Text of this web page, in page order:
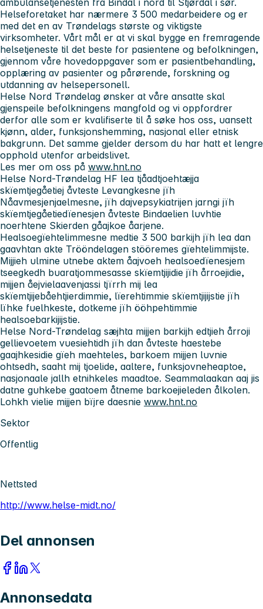
Helseforetaket har nærmere 3 500 medarbeidere og er
med det en av Trøndelags største og viktigste
virksomheter. Vårt mål er at vi skal bygge en fremragende
helsetjeneste til det beste for pasientene og befolkningen,
gjennom våre hovedoppgaver som er pasientbehandling,
opplæring av pasienter og pårørende, forskning og
utdanning av helsepersonell.
Helse Nord Trøndelag ønsker at våre ansatte skal
gjenspeile befolkningens mangfold og vi oppfordrer
derfor alle som er kvalifiserte til å søke hos oss, uansett
kjønn, alder, funksjonshemming, nasjonal eller etnisk
bakgrunn. Det samme gjelder dersom du har hatt et lengre
opphold utenfor arbeidslivet.
Les mer om oss på www.hnt.no
Helse Nord-Trøndelag HF lea tjåadtjoehtæjja
skïemtjegåetiej åvteste Levangkesne jïh
Nåavmesjenjaelmesne, jïh dajvepsykiatrijen jarngi jïh
skïemtjegåetiedïenesjen åvteste Bindaelien luvhtie
noerhtene Skierden gåajkoe åarjene.
Healsoegïehtelimmesne medtie 3 500 barkijh jïh lea dan
gaavhtan akte Trööndelagen stööremes gïehtelimmijste.
Mijjieh ulmine utnebe aktem åajvoeh healsoedïenesjem
tseegkedh buaratjommesasse skïemtjijidie jïh årroejidie,
mijjen åejvielaavenjassi tjïrrh mij lea
skïemtjijebåehtjierdimmie, lïerehtimmie skïemtjijijstie jïh
lïhke fuelhkeste, dotkeme jïh ööhpehtimmie
healsoebarkijijstie.
Helse Nord-Trøndelag sæjhta mijjen barkijh edtjieh årroji
gellievoetem vuesiehtidh jïh dan åvteste haestebe
gaajhkesidie gïeh maehteles, barkoem mijjen luvnie
ohtsedh, saaht mij tjoelide, aaltere, funksjovneheaptoe,
nasjonaale jallh etnihkeles maadtoe. Seammalaakan aaj jis
datne guhkebe gaatoem åtneme barkoejieleden ålkolen.
Lohkh vielie mijjen bïjre daesnie www.hnt.no
Sektor
Offentlig
Nettsted
http://www.helse-midt.no/
Del annonsen
Annonsedata